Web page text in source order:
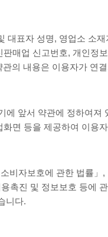
대표자 성명, 영업소 소
매업 신고번호, 개인정
의 내용은 이용자가 연
에 앞서 약관에 정하여져
면 등을 제공하여 이용
비자보호에 관한 법률
용촉진 및 정보보호 등에
니다.